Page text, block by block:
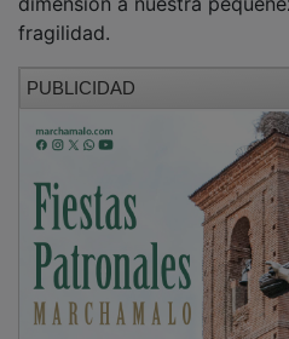
fragilidad.